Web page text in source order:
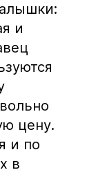
и
цену.
и по
в